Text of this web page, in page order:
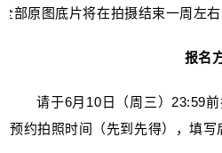
全部原图底片将在拍摄结束一周左
报名
请于6月10日（周三）23:59
预约拍照时间（先到先得），填写